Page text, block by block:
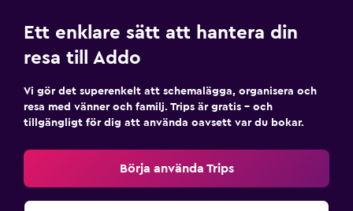
Ett enklare sätt att hantera din
resa till Addo
Vi gör det superenkelt att schemalägga, organisera och
resa med vänner och familj. Trips är gratis – och
tillgängligt för dig att använda oavsett var du bokar.
Börja använda Trips